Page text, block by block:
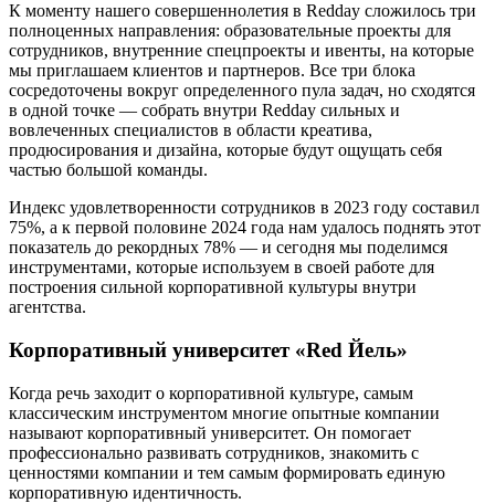
К моменту нашего совершеннолетия в Redday сложилось три
полноценных направления: образовательные проекты для
сотрудников, внутренние спецпроекты и ивенты, на которые
мы приглашаем клиентов и партнеров. Все три блока
сосредоточены вокруг определенного пула задач, но сходятся
в одной точке — собрать внутри Redday сильных и
вовлеченных специалистов в области креатива,
продюсирования и дизайна, которые будут ощущать себя
частью большой команды.
Индекс удовлетворенности сотрудников в 2023 году составил
75%, а к первой половине 2024 года нам удалось поднять этот
показатель до рекордных 78% — и сегодня мы поделимся
инструментами, которые используем в своей работе для
построения сильной корпоративной культуры внутри
агентства.
Корпоративный университет «Red Йель»
Когда речь заходит о корпоративной культуре, самым
классическим инструментом многие опытные компании
называют корпоративный университет. Он помогает
профессионально развивать сотрудников, знакомить с
ценностями компании и тем самым формировать единую
корпоративную идентичность.